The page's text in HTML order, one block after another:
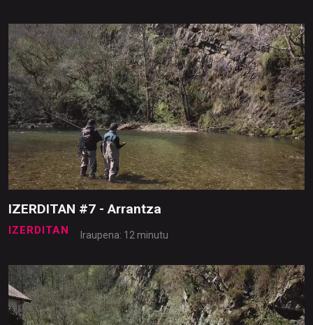
IZERDITAN #7 - Arrantza
IZERDITAN Iraupena: 12 minutu